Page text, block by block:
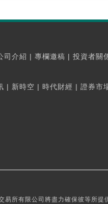
司介紹 | 專欄邀稿 | 投資者關
| 新時空 | 時代財經 | 證券市
易所有限公司將盡力確保彼等所